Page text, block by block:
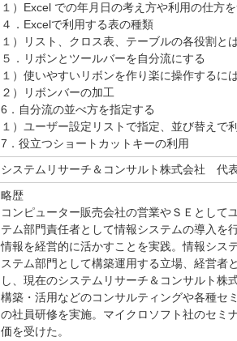
１）Excel での年月日の考え方や利用の仕方
４．Excelで利用する表の種類
１）リスト、クロス表、テーブルの各役割と
５．リボンとツールバーを自分流にする
１）使いやすいリボンを作り楽に操作するに
２）リボンバーの加工
6．自分流の並べ方を指定する
１）ユーザー設定リストで指定、並び替えで
7．役立つショートカットキーの利用
システムリサーチ＆コンサルト株式会社 代
略歴
コンピューター販売会社の営業やＳＥとして
テム部門責任者として情報システムの導入を
情報を経営的に活かすことを実践。情報シス
ステム部門として構築運用する立場、経営者
し、現在のシステムリサーチ＆コンサルト株
構築・活用などのコンサルティングや各種セ
の社員研修を実施。マイクロソフト社のセミ
価を受けた。